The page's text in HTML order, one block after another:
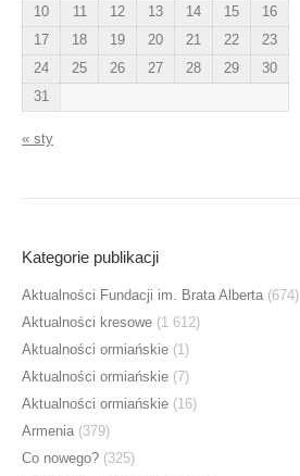
10
11 12 13 14 15
16
17
18 19 20 21 22
23
24
25 26 27 28 29
30
31
« sty
Kategorie publikacji
Aktualności Fundacji im. Brata Alberta (674)
Aktualności kresowe (1 612)
Aktualności ormiańskie (1)
Aktualności ormiańskie (7)
Aktualności ormiańskie (16)
Armenia (379)
Co nowego? (325)